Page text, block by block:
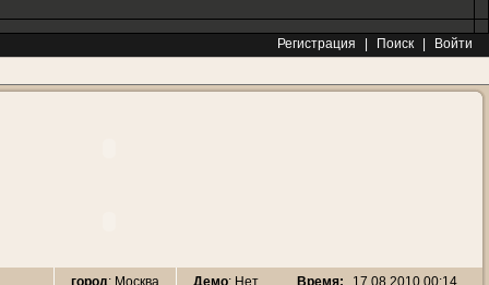
Регистрация Поиск
Войти
город: Москва Демо: Нет Время: 17.08.2010 00:14